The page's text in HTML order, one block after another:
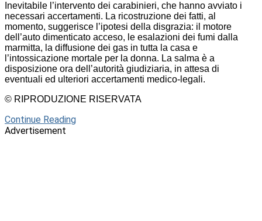
Inevitabile l’intervento dei carabinieri, che hanno avviato i
necessari accertamenti. La ricostruzione dei fatti, al
momento, suggerisce l’ipotesi della disgrazia: il motore
dell’auto dimenticato acceso, le esalazioni dei fumi dalla
marmitta, la diffusione dei gas in tutta la casa e
l’intossicazione mortale per la donna. La salma è a
disposizione ora dell’autorità giudiziaria, in attesa di
eventuali ed ulteriori accertamenti medico-legali.
© RIPRODUZIONE RISERVATA
Continue Reading
Advertisement